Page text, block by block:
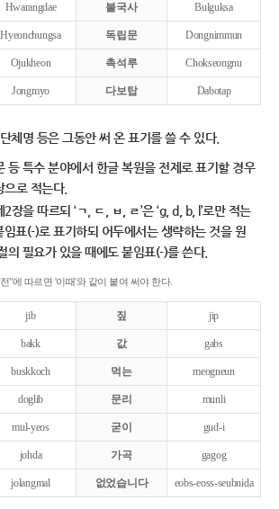
Hwarangdae 불국사 Bulguksa
Hyeonchungsa 독립문 Dongnimmun
Ojukheon 촉석루 Chokseongnu
Jongmyo 다보탑 Dabotap
체명 등은 그동안 써 온 표기를 쓸 수 있다.
등 특수 분야에서 한글 복원을 전제로 표기할 경우
로 적는다.
장을 따르되 ‘ㄱ, ㄷ, ㅂ, ㄹ’은 ‘g, d, b, l’로만 적는
임표(-)로 표기하되 어두에서는 생략하는 것을 원
의 필요가 있을 때에도 붙임표(-)를 쓴다.
"에 따르면 '이때'와 같이 붙여 써야 한다.
jib 짚 jip
bakk 값 gabs
buskkoch 먹는 meogneun
doglib 문리 munli
mul-yeos 굳이 gud-i
johda 가곡 gagog
jolangmal 없었습니다 eobs-eoss-seubnida